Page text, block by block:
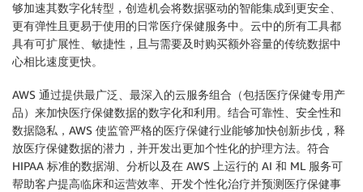
够加速其数字化转型，创造机会将数据驱动的智能集成到更安全、
更有弹性且更易于使用的日常医疗保健服务中。云中的所有工具都
具有可扩展性、敏捷性，且与需要及时购买额外容量的传统数据中
心相比速度更快。
AWS 通过提供最广泛、最深入的云服务组合（包括医疗保健专用产
品）来加快医疗保健数据的数字化和利用。结合可靠性、安全性和
数据隐私，AWS 使监管严格的医疗保健行业能够加快创新步伐，释
放医疗保健数据的潜力，并开发出更加个性化的护理方法。符合
HIPAA 标准的数据湖、分析以及在 AWS 上运行的 AI 和 ML 服务可
帮助客户提高临床和运营效率、开发个性化治疗并预测医疗保健事